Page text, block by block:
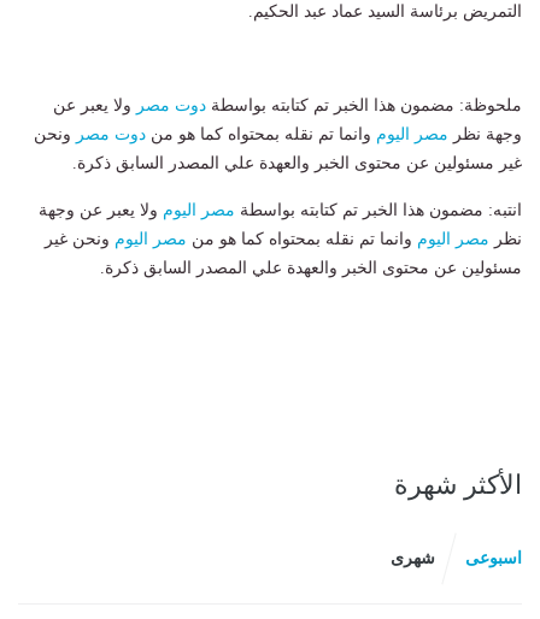
التمريض برئاسة السيد عماد عبد الحكيم.
ملحوظة: مضمون هذا الخبر تم كتابته بواسطة دوت مصر ولا يعبر عن
وجهة نظر مصر اليوم وانما تم نقله بمحتواه كما هو من دوت مصر ونحن
غير مسئولين عن محتوى الخبر والعهدة علي المصدر السابق ذكرة.
انتبه: مضمون هذا الخبر تم كتابته بواسطة مصر اليوم ولا يعبر عن وجهة
نظر مصر اليوم وانما تم نقله بمحتواه كما هو من مصر اليوم ونحن غير
مسئولين عن محتوى الخبر والعهدة علي المصدر السابق ذكرة.
الأكثر شهرة
اسبوعى شهرى